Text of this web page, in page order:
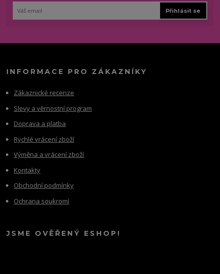
Přihlásit se
INFORMACE PRO ZÁKAZNÍKY
Zákaznické recenze
Slevy a věrnostní program
Doprava a platba
Rychlé vrácení zboží
Výměna a vrácení zboží
Kontakty
Obchodní podmínky
Ochrana soukromí
JSME OVĚŘENÝ ESHOP!